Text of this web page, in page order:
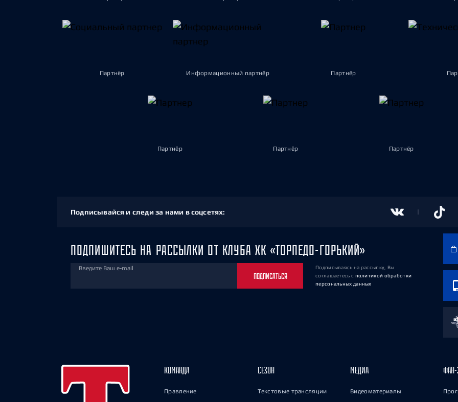
Партнёр Информационный партнёр Партнёр
Партнёр Партнёр Партнёр
Подписывайся и следи за нами в соцсетях:
ПОДПИШИТЕСЬ НА РАССЫЛКИ ОТ КЛУБА ХК «ТОРПЕДО-ГОРЬКИЙ»
Введите Ваш e-mail
ПОДПИСАТЬСЯ
Подписываясь на рассылку, Вы
соглашаетесь с политикой обработки
персональных данных
КОМАНДА
Правление
СЕЗОН
Текстовые трансляции
МЕДИА
Видеоматериалы
ФАН-